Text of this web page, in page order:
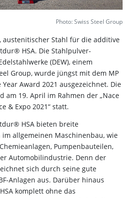
austenitischer Stahl für die additive
HSA. Die Stahlpulver-
(DEW), einem
Group, wurde jüngst mit dem MP
Award 2021 ausgezeichnet. Die
am 19. April im Rahmen der „Nace
& Expo 2021“ statt.
HSA bieten breite
allgemeinen Maschinenbau, wie
Pumpenbauteilen,
Automobilindustrie. Denn der
sich durch seine gute
Anlagen aus. Darüber hinaus
komplett ohne das
Photo: Swiss Steel Group